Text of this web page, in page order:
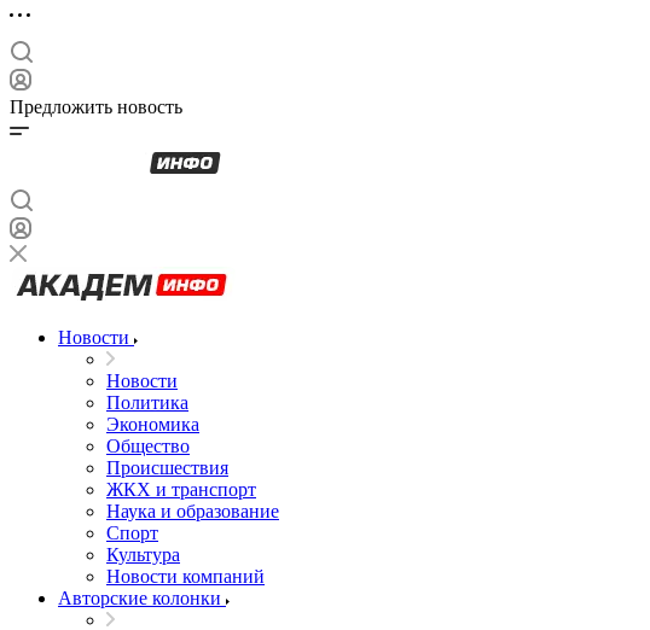
Предложить новость
Новости
Новости
Политика
Экономика
Общество
Происшествия
ЖКХ и транспорт
Наука и образование
Спорт
Культура
Новости компаний
Авторские колонки